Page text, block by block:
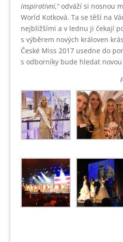
inspirativní,“odváží si nosnou
World Kotková. Ta se těší na
nejbližšími a v lednu ji čekají
s výběrem nových královen
České Miss 2017 usedne do
s odborníky bude hledat novou